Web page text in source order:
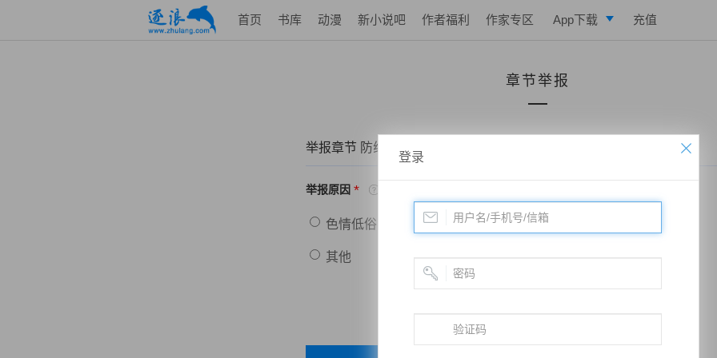
首页 书库 动漫 新小说吧 作者福利 作家专区 App下载
写作助手
充值
章节举报
举报章节 防线——第六十九章 巡查文书
举报原因 *
色情低俗 政治敏感 暴力低俗
其他
登录